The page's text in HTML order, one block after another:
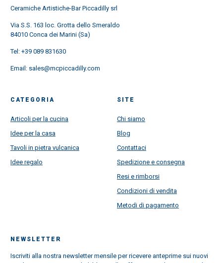
Ceramiche Artistiche-Bar Piccadilly srl
Via S.S. 163 loc. Grotta dello Smeraldo
84010 Conca dei Marini (Sa)
Tel: +39 089 831630
Email: sales@mcpiccadilly.com
CATEGORIA
Articoli per la cucina
Idee per la casa
Tavoli in pietra vulcanica
Idee regalo
SITE
Chi siamo
Blog
Contattaci
Spedizione e consegna
Resi e rimborsi
Condizioni di vendita
Metodi di pagamento
NEWSLETTER
Iscriviti alla nostra newsletter mensile per ricevere anteprime sui nuovi